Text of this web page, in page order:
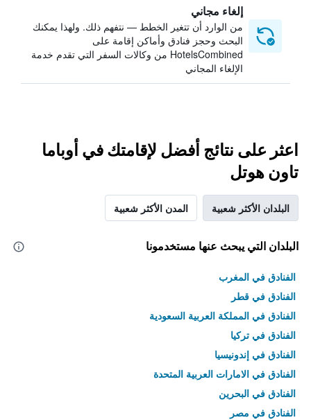
إلغاء مجاني
من الوارد أن تتغير الخطط — نتفهم ذلك. ولهذا يمكنك
البحث وحجز فنادق وأماكن إقامة على
HotelsCombined من وكالات السفر التي تقدم خدمة
الإلغاء المجاني
اعثر على نتائج أفضل لإقامتك في أوباما
تاون هوتل
البلدان الأكثر شعبية المدن الأكثر شعبية
البلدان التي يبحث عنها مستخدمونا
الفنادق في المغرب
الفنادق في قطر
الفنادق في المملكة العربية السعودية
الفنادق في تركيا
الفنادق في إندونيسيا
الفنادق في الامارات العربية المتحدة
الفنادق في البحرين
الفنادق في مصر